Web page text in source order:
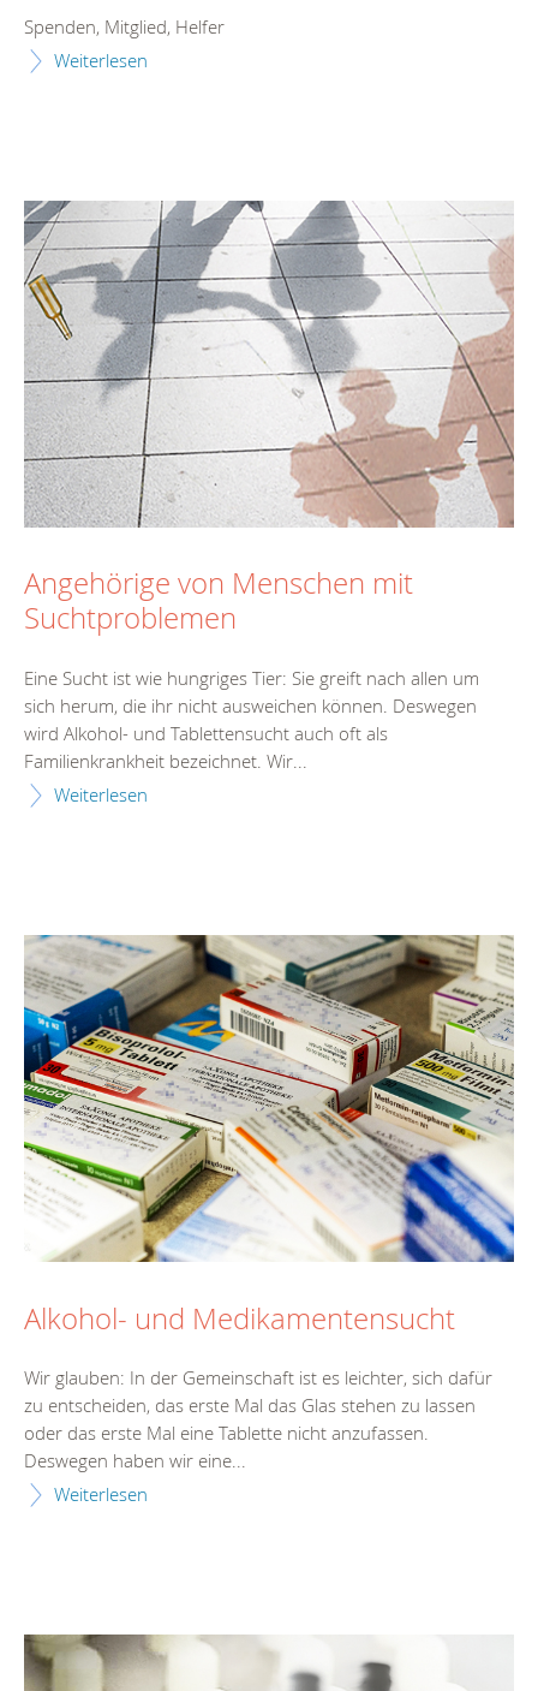
Spenden, Mitglied, Helfer
Weiterlesen
Angehörige von Menschen mit
Suchtproblemen
Eine Sucht ist wie hungriges Tier: Sie greift nach allen um
sich herum, die ihr nicht ausweichen können. Deswegen
wird Alkohol- und Tablettensucht auch oft als
Familienkrankheit bezeichnet. Wir...
Weiterlesen
Alkohol- und Medikamentensucht
Wir glauben: In der Gemeinschaft ist es leichter, sich dafür
zu entscheiden, das erste Mal das Glas stehen zu lassen
oder das erste Mal eine Tablette nicht anzufassen.
Deswegen haben wir eine...
Weiterlesen